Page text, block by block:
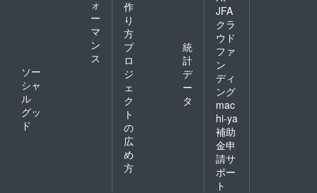
ォ
ー
マ
ン
ス
ソー
シャ
ル
グッ
ド
作
り
方
プ
ロ
ジ
ェ
ク
ト
の
広
め
方
統
計
デ
ー
タ
JFA
クラ
ウド
ファ
ン
ディ
ング
mac
hi-ya
補助
金申
請サ
ポー
ト